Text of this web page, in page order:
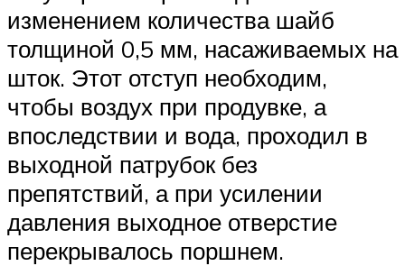
изменением количества шайб
толщиной 0,5 мм, насаживаемых на
шток. Этот отступ необходим,
чтобы воздух при продувке, а
впоследствии и вода, проходил в
выходной патрубок без
препятствий, а при усилении
давления выходное отверстие
перекрывалось поршнем.